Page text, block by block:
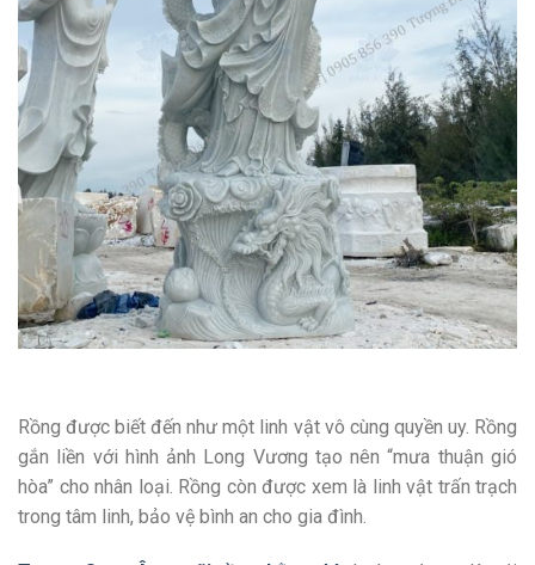
Rồng được biết đến như một linh vật vô cùng quyền uy. Rồng
gắn liền với hình ảnh Long Vương tạo nên “mưa thuận gió
hòa” cho nhân loại. Rồng còn được xem là linh vật trấn trạch
trong tâm linh, bảo vệ bình an cho gia đình.